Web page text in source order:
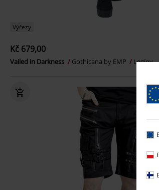
Výřezy
Kč 679,00
Vailed in Darkness Gothicana by EMP Legíny